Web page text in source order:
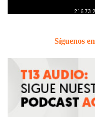
Síguenos en